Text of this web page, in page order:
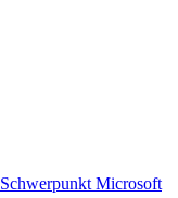
Microsoft